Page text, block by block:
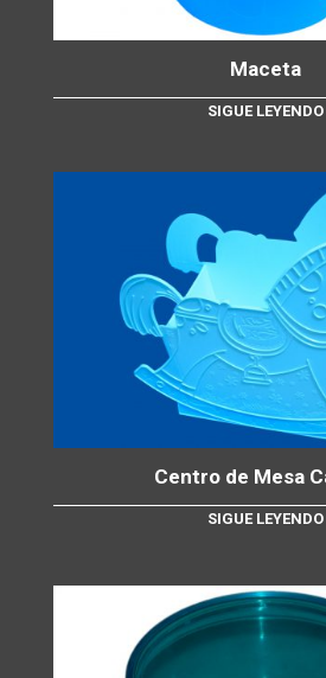
Maceta
SIGUE LEYENDO
Centro de Mesa
SIGUE LEYENDO